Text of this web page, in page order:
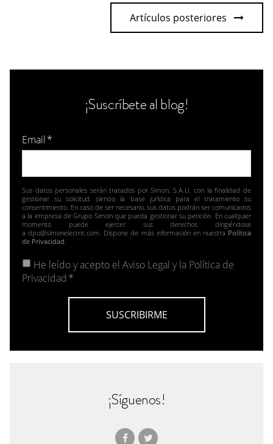
Artículos posteriores
¡Suscríbete al blog!
Email*
Sus datos personales serán tratados por Simon, S.A.U. con la finalidad de
gestionar su solicitud, siendo la base jurídica para el tratamiento su
consentimiento. En caso de ser necesario, sus datos podrán ser comunicados
a la empresa de Grupo Simon que pueda gestionar su petición. En cualquier
momento puede ejercer sus derechos dirigiéndose
a dpo@simonelectric.com. Dispone de más información en nuestra Política
de Privacidad
He leído y acepto el Aviso Legal y la Política de
Privacidad *
¡Síguenos!